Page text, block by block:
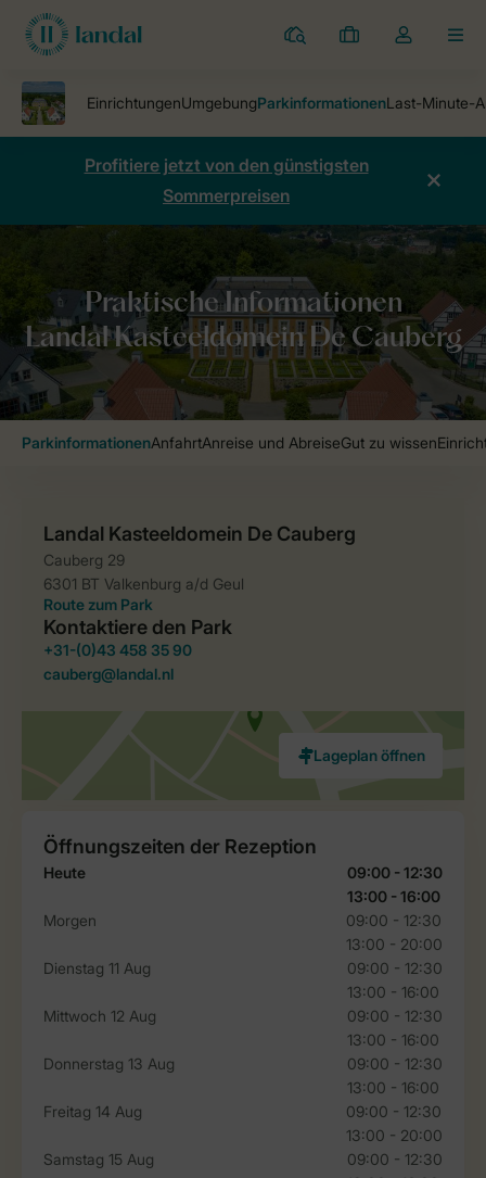
Ferienparks
Meine
Dropdown-
öffnen
Profitiere jetzt von den günstigsten
Sommerpreisen